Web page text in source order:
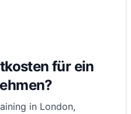
für ein
in London,